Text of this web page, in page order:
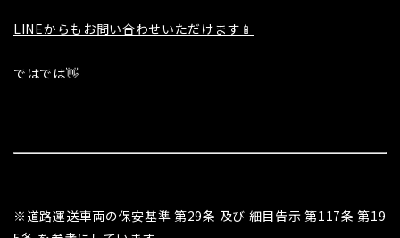
LINEからもお問い合わせいただけます📱
ではでは👋
※道路運送車両の保安基準 第29条 及び 細目告示 第117条 第19